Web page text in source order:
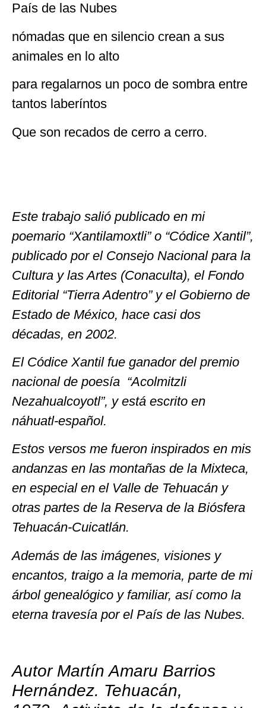
País de las Nubes
nómadas que en silencio crean a sus
animales en lo alto
para regalarnos un poco de sombra entre
tantos laberíntos
Que son recados de cerro a cerro.
Este trabajo salió publicado en mi
poemario “Xantilamoxtli” o “Códice Xantil”,
publicado por el Consejo Nacional para la
Cultura y las Artes (Conaculta), el Fondo
Editorial “Tierra Adentro” y el Gobierno de
Estado de México, hace casi dos
décadas, en 2002.
El Códice Xantil fue ganador del premio
nacional de poesía “Acolmitzli
Nezahualcoyotl”, y está escrito en
náhuatl-español.
Estos versos me fueron inspirados en mis
andanzas en las montañas de la Mixteca,
en especial en el Valle de Tehuacán y
otras partes de la Reserva de la Biósfera
Tehuacán-Cuicatlán.
Además de las imágenes, visiones y
encantos, traigo a la memoria, parte de mi
árbol genealógico y familiar, así como la
eterna travesía por el País de las Nubes.
Autor Martín Amaru Barrios
Hernández. Tehuacán,